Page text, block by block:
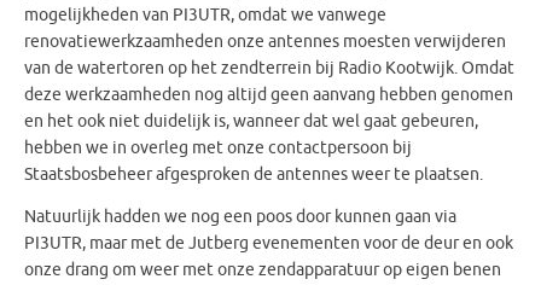
mogelijkheden van PI3UTR, omdat we vanwege
renovatiewerkzaamheden onze antennes moesten verwijderen
van de watertoren op het zendterrein bij Radio Kootwijk. Omdat
deze werkzaamheden nog altijd geen aanvang hebben genomen
en het ook niet duidelijk is, wanneer dat wel gaat gebeuren,
hebben we in overleg met onze contactpersoon bij
Staatsbosbeheer afgesproken de antennes weer te plaatsen.
Natuurlijk hadden we nog een poos door kunnen gaan via
PI3UTR, maar met de Jutberg evenementen voor de deur en ook
onze drang om weer met onze zendapparatuur op eigen benen